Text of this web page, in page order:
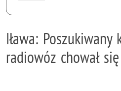
Iława: Poszukiwany
radiowóz chował